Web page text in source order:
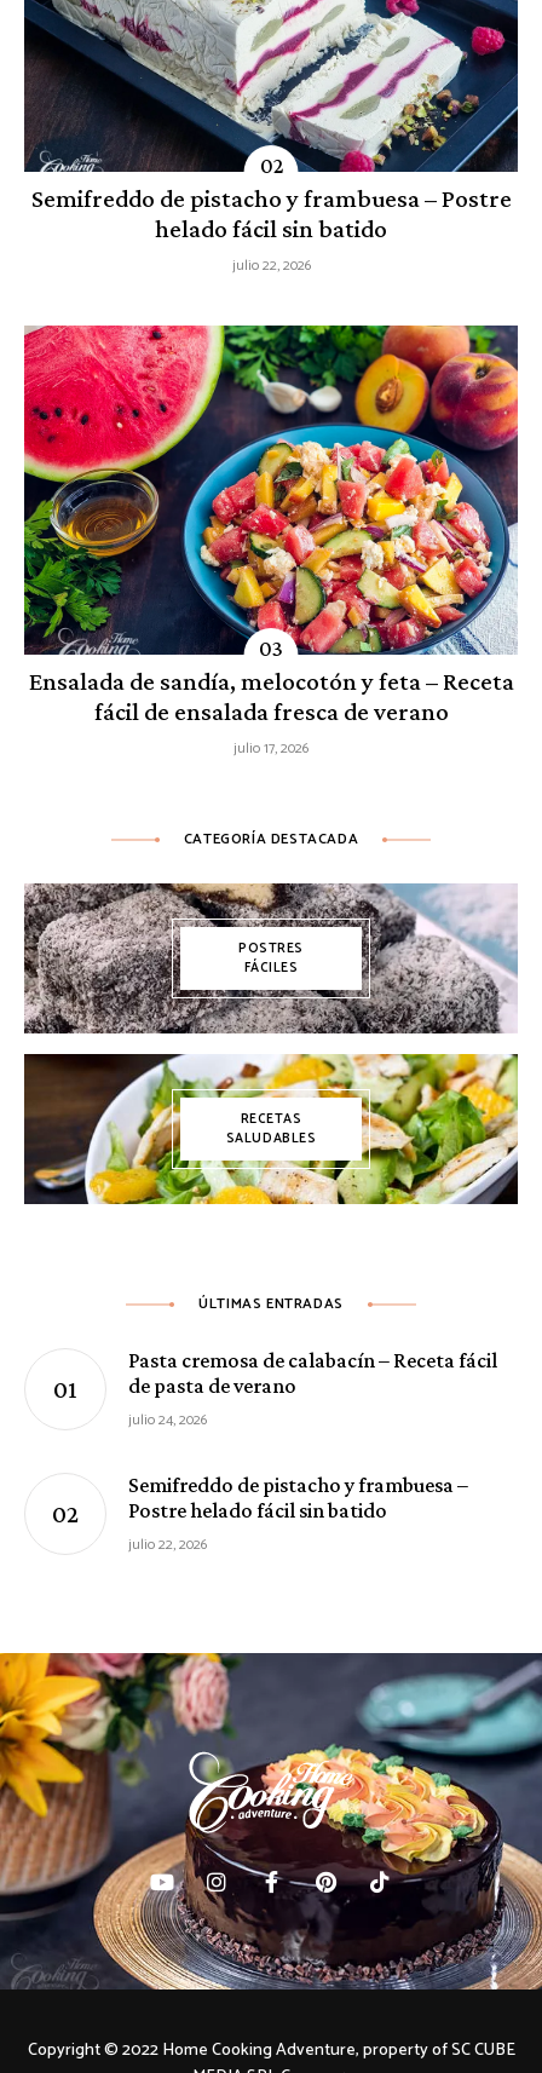
Semifreddo de pistacho y frambuesa – Postre
helado fácil sin batido
julio 22, 2026
Ensalada de sandía, melocotón y feta – Receta
fácil de ensalada fresca de verano
julio 17, 2026
CATEGORÍA DESTACADA
POSTRES
FÁCILES
RECETAS
SALUDABLES
ÚLTIMAS ENTRADAS
Pasta cremosa de calabacín – Receta fácil
de pasta de verano
julio 24, 2026
Semifreddo de pistacho y frambuesa –
Postre helado fácil sin batido
julio 22, 2026
Copyright © 2022 Home Cooking Adventure, property of SC CUBE